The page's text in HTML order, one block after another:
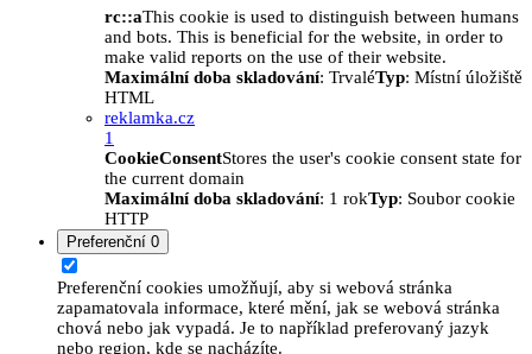
rc::aThis cookie is used to distinguish between humans
and bots. This is beneficial for the website, in order to
make valid reports on the use of their website.
Maximální doba skladování: TrvaléTyp: Místní úložiště
HTML
reklamka.cz
1
CookieConsentStores the user's cookie consent state for
the current domain
Maximální doba skladování: 1 rokTyp: Soubor cookie
HTTP
Preferenční 0
Preferenční cookies umožňují, aby si webová stránka
zapamatovala informace, které mění, jak se webová stránka
chová nebo jak vypadá. Je to například preferovaný jazyk
nebo region, kde se nacházíte.